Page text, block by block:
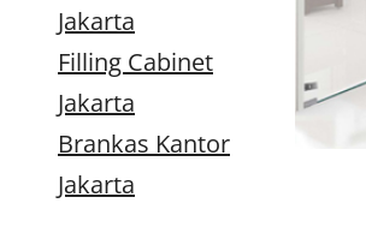
Jakarta
Filling Cabinet
Jakarta
Brankas Kantor
Jakarta